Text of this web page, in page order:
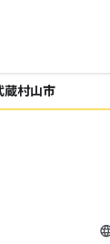
蔵村山市